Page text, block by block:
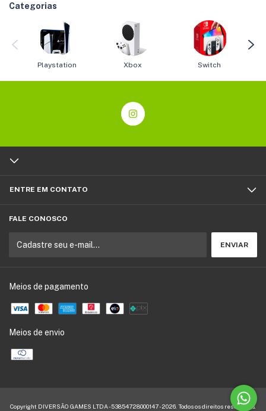
Categorias
Playstation Xbox Switch
ENTRE EM CONTATO
FALE CONOSCO
Meios de pagamento
Meios de envio
Copyright DIVERSÃO GAMES LTDA - 53854728000147 - 2026. Todos os direitos reservados.